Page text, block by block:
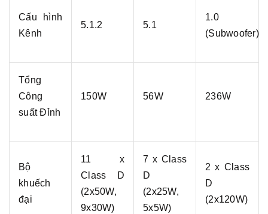
Cấu hình
Kênh
5.1.2 5.1
1.0
(Subwoofer)
Tổng
Công
suất Đỉnh
150W 56W 236W
Bộ
khuếch
đại
11 x
Class D
(2x50W,
9x30W)
7 x Class
D
(2x25W,
5x5W)
2 x Class
D
(2x120W)